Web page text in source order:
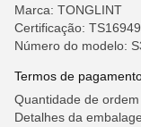
Marca: TONGLINT
Certificação: TS16949
Número do modelo:
Termos de
Quantidade de
Detalhes da